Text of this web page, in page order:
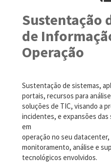
Sustentação
de
Operação
Sustentação de sistemas,
portais, recursos para
soluções de TIC, visando a
incidentes, e expansões
em
operação no seu
monitoramento, análise e
tecnológicos envolvidos.